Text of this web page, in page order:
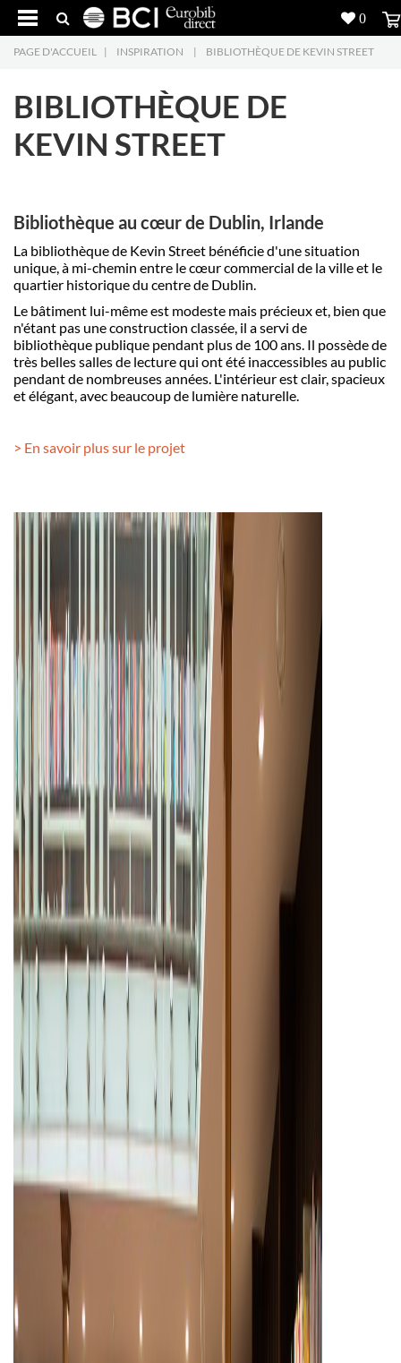
Réalisations
5
Produits
Inspiration
Contact
PAGE D'ACCUEIL | INSPIRATION | BIBLIOTHÈQUE DE KEVIN STREET
BIBLIOTHÈQUE DE
KEVIN STREET
Bibliothèque au cœur de Dublin, Irlande
La bibliothèque de Kevin Street bénéficie d'une situation
unique, à mi-chemin entre le cœur commercial de la ville et le
quartier historique du centre de Dublin.
Le bâtiment lui-même est modeste mais précieux et, bien que
n'étant pas une construction classée, il a servi de
bibliothèque publique pendant plus de 100 ans. Il possède de
très belles salles de lecture qui ont été inaccessibles au public
pendant de nombreuses années. L'intérieur est clair, spacieux
et élégant, avec beaucoup de lumière naturelle.
> En savoir plus sur le projet
0